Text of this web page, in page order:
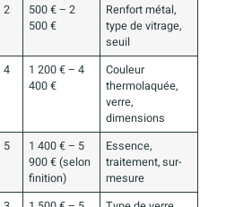
2
500 € – 2
500 €
Renfort métal,
type de vitrage,
seuil
4
1 200 € – 4
400 €
Couleur
thermolaquée,
verre,
dimensions
5
1 400 € – 5
900 € (selon
finition)
Essence,
traitement, sur-
mesure